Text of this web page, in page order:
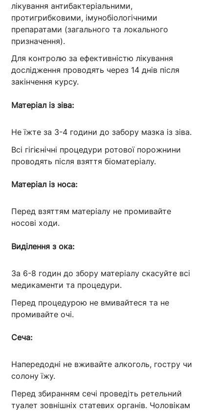
лікування антибактеріальними,
протигрибковими, імунобіологічними
препаратами (загального та локального
призначення).
Для контролю за ефективністю лікування
дослідження проводять через 14 днів після
закінчення курсу.
Матеріал із зіва:
Не їжте за 3-4 години до забору мазка із зіва.
Всі гігієнічні процедури ротової порожнини
проводять після взяття біоматеріалу.
Матеріал із носа:
Перед взяттям матеріалу не промивайте
носові ходи.
Виділення з ока:
За 6-8 годин до збору матеріалу скасуйте всі
медикаменти та процедури.
Перед процедурою не вмивайтеся та не
промивайте очі.
Сеча:
Напередодні не вживайте алкоголь, гостру чи
солону їжу.
Перед збиранням сечі проведіть ретельний
туалет зовнішніх статевих органів. Чоловікам